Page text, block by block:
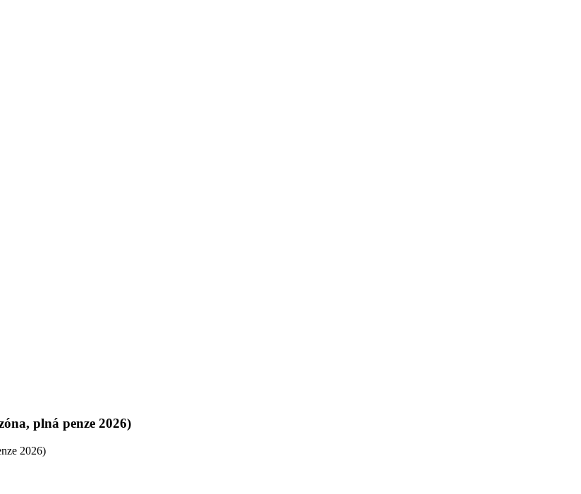
plná penze 2026)